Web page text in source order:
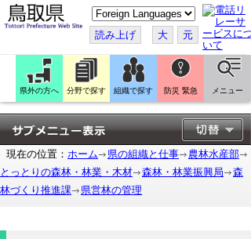
こ
の
ペ
ー
ジ
翻
訳
す
る
読み上げ 大 元
県外の方へ 分野で探す 組織で探す 防災 緊急 メニュー
現在の位置： ホーム 県の組織と仕事
農林水産部
とっとりの森林・林業・木材
森林・林業振興局
森
林づくり推進課
県営林の管理